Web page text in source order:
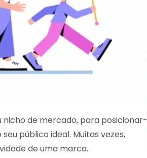
de mercado, para posicionar-
público ideal. Muitas vezes,
de uma marca.